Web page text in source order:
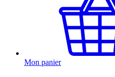
Mon panier